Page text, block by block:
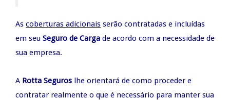
As coberturas adicionais serão contratadas e incluídas
em seu Seguro de Carga de acordo com a necessidade de
sua empresa.
A Rotta Seguros lhe orientará de como proceder e
contratar realmente o que é necessário para manter sua